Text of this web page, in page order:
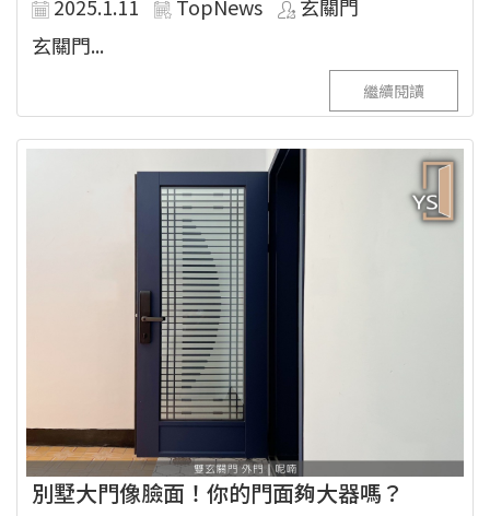
2025.1.11 TopNews
玄關門
玄關門...
繼續閱讀
別墅大門像臉面！你的門面夠大器嗎？